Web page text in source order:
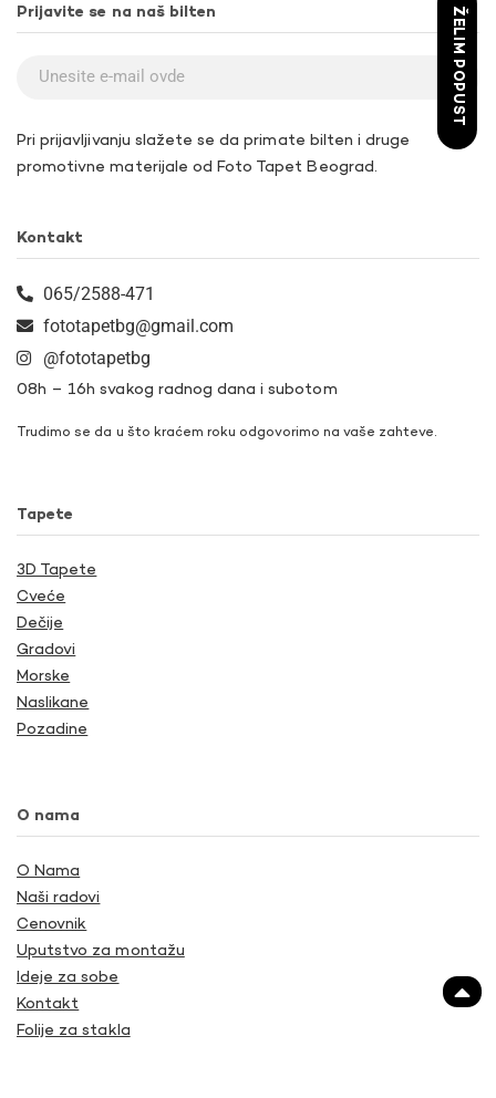
Prijavite se na naš bilten
Pri prijavljivanju slažete se da primate bilten i druge
promotivne materijale od Foto Tapet Beograd.
Kontakt
065/2588-471
fototapetbg@gmail.com
@fototapetbg
08h – 16h svakog radnog dana i subotom
Trudimo se da u što kraćem roku odgovorimo na vaše zahteve.
Tapete
3D Tapete
Cveće
Dečije
Gradovi
Morske
Naslikane
Pozadine
O nama
O Nama
Naši radovi
Cenovnik
Uputstvo za montažu
Ideje za sobe
Kontakt
Folije za stakla
ŽELIM POPUST